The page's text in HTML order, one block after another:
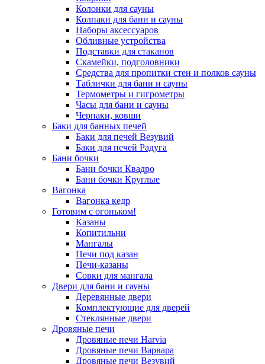
Колонки для сауны
Колпаки для бани и сауны
Наборы аксессуаров
Обливные устройства
Подставки для стаканов
Скамейки, подголовники
Средства для пропитки стен и полков сауны
Таблички для бани и сауны
Термометры и гигрометры
Часы для бани и сауны
Черпаки, ковши
Баки для банных печей
Баки для печей Везувий
Баки для печей Радуга
Бани бочки
Бани бочки Квадро
Бани бочки Круглые
Вагонка
Вагонка кедр
Готовим с огоньком!
Казаны
Копитильни
Мангалы
Печи под казан
Печи-казаны
Совки для мангала
Двери для бани и сауны
Деревянные двери
Комплектующие для дверей
Стеклянные двери
Дровяные печи
Дровяные печи Harvia
Дровяные печи Варвара
Дровяные печи Везувий